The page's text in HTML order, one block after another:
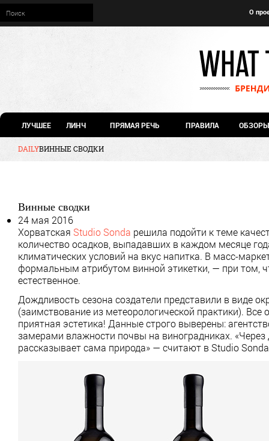
О
ЛУЧШЕЕ ЛИНЧ ПРЯМАЯ РЕЧЬ ПРАВИЛА ОБЗОРЫ
DAILYВИННЫЕ СВОДКИ
Винные сводки
24 мая 2016
Хорватская Studio Sonda решила подойти к теме
количество осадков, выпадавших в каждом месяце
климатических условий на вкус напитка. В масс-
формальным атрибутом винной этикетки, — при том,
естественное.
Дождливость сезона создатели представили в виде
(заимствование из метеорологической практики).
приятная эстетика! Данные строго выверены:
замерами влажности почвы на виноградниках.
рассказывает сама природа» — считают в Studio